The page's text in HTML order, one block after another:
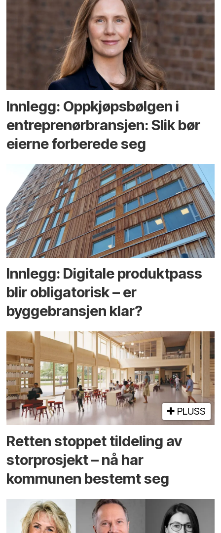
Innlegg: Oppkjøps­bølgen i
entreprenør­bransjen: Slik bør
eierne forberede seg
Innlegg: Digitale produktpass
blir obligatorisk – er
byggebransjen klar?
PLUSS
Retten stoppet tildeling av
storprosjekt – nå har
kommunen bestemt seg